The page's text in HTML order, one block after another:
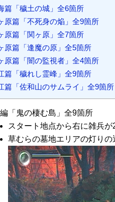
篇「穢土の城」全6箇所
原篇「不死身の焔」全9箇所
原篇「関ヶ原」全7箇所
原篇「逢魔の原」全5箇所
原篇「闇の監視者」全4箇所
篇「穢れし霊峰」全9箇所
篇「佐和山のサムライ」全9箇所
「鬼の棲む島」全9箇所
スタート地点から右に雑兵
草むらの墓地エリアの灯りの